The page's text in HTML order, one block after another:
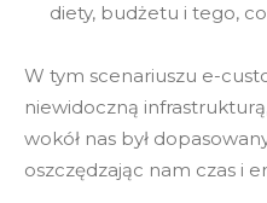
diety, budżetu i tego,
W tym scenariuszu e-
niewidoczną
wokół nas był
oszczędzając nam czas i